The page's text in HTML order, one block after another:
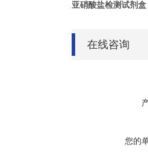
亚硝酸盐检测试剂盒
在线咨询
您的